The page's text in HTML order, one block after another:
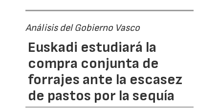
Análisis del Gobierno Vasco
Euskadi estudiará la
compra conjunta de
forrajes ante la escasez
de pastos por la sequía